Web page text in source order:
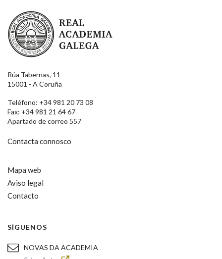
Real Academia Galega
Rúa Tabernas, 11
15001 - A Coruña
Teléfono: +34 981 20 73 08
Fax: +34 981 21 64 67
Apartado de correo 557
Contacta connosco
Mapa web
Aviso legal
Contacto
SÍGUENOS
NOVAS DA ACADEMIA